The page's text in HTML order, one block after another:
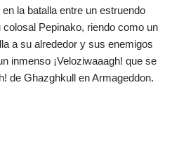
la batalla entre un estruendo
Pepinako, riendo como un
a su alrededor y sus enemigos
inmenso ¡Veloziwaaagh! que se
de Ghazghkull en Armageddon.